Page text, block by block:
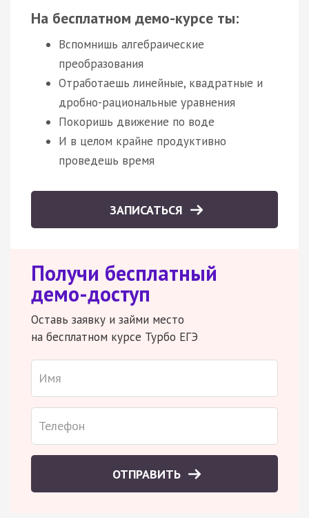
На бесплатном демо-курсе ты:
Вспомнишь алгебраические
преобразования
Отработаешь линейные, квадратные и
дробно-рациональные уравнения
Покоришь движение по воде
И в целом крайне продуктивно
проведешь время
ЗАПИСАТЬСЯ
Получи бесплатный
демо-доступ
Оставь заявку и займи место
на бесплатном курсе Турбо ЕГЭ
ОТПРАВИТЬ